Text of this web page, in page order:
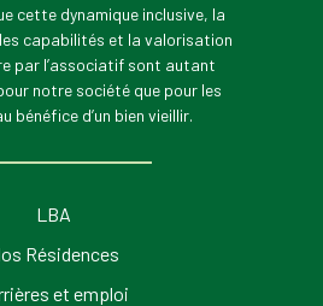
cette dynamique inclusive, la
capabilités et la valorisation
par l’associatif sont autant
notre société que pour les
bénéfice d’un bien vieillir.
LBA
Résidences
et emploi